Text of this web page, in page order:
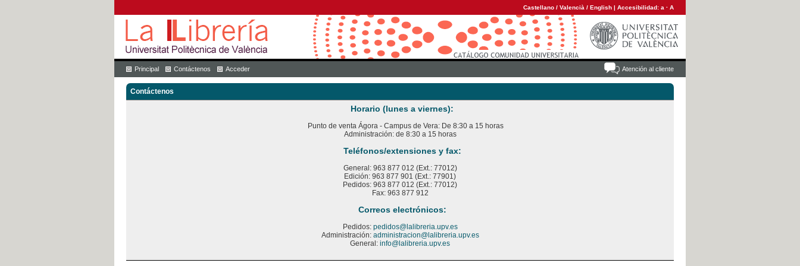
Castellano / Valencià / English | Accesibilidad: a · A
Atención al cliente
Principal Contáctenos Acceder
Contáctenos
Horario (lunes a viernes):
Punto de venta Ágora - Campus de Vera: De 8:30 a 15 horas
Administración: de 8:30 a 15 horas
Teléfonos/extensiones y fax:
General: 963 877 012 (Ext.: 77012)
Edición: 963 877 901 (Ext.: 77901)
Pedidos: 963 877 012 (Ext.: 77012)
Fax: 963 877 912
Correos electrónicos:
Pedidos: pedidos@lalibreria.upv.es
Administración: administracion@lalibreria.upv.es
General: info@lalibreria.upv.es